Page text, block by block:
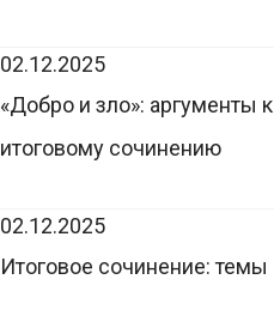
02.12.2025
«Добро и зло»: аргументы к
итоговому сочинению
02.12.2025
Итоговое сочинение: темы